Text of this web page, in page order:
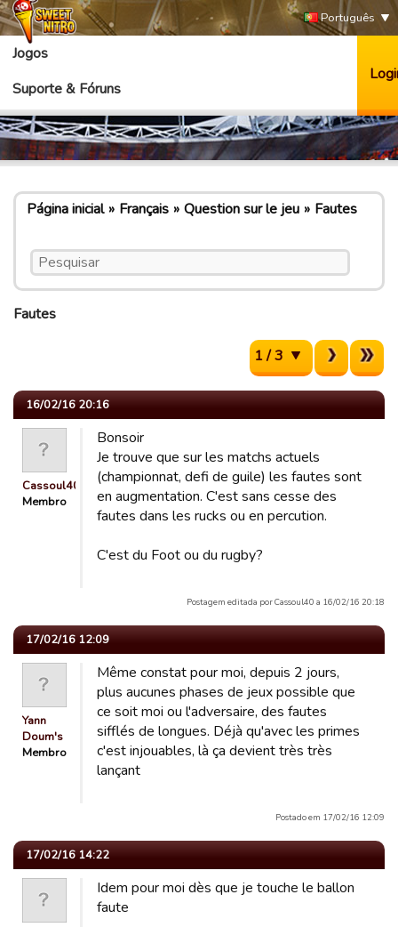
Português
Jogos
Suporte & Fóruns
Página inicial Français Question sur le jeu Fautes
Fautes
1 / 3
16/02/16 20:16
Cassoul40
Membro
Bonsoir
Je trouve que sur les matchs actuels
(championnat, defi de guile) les fautes sont
en augmentation. C'est sans cesse des
fautes dans les rucks ou en percution.
C'est du Foot ou du rugby?
Postagem editada por Cassoul40 a 16/02/16 20:18
17/02/16 12:09
Yann
Doum's
Membro
Même constat pour moi, depuis 2 jours,
plus aucunes phases de jeux possible que
ce soit moi ou l'adversaire, des fautes
sifflés de longues. Déjà qu'avec les primes
c'est injouables, là ça devient très très
lançant
Postado em 17/02/16 12:09
17/02/16 14:22
Idem pour moi dès que je touche le ballon
faute